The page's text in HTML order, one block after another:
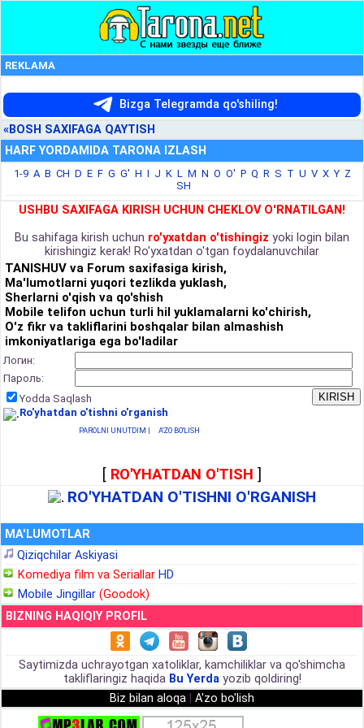
REKLAMA
Bizga Telegramda qo'shiling!
«BOSH SAXIFAGA QAYTISH
HARF YORDAMIDA TARONA IZLASH
1-9 A B CH D E F G G' H I J K L M N O O' P Q R S T U V X Y Z
SH
USHBU SAXIFAGA KIRISH UCHUN CHEKLOV O'RNATILGAN!
Bu sahifaga kirish uchun ro'yxatdan o'tishingiz yoki login bilan
kirishingiz kerak! Ro'yxatdan o'tgan foydalanuvchilar
TANISHUV va Forum saxifasiga kirish,
Ma'lumotlarni yuqori tezlikda yuklash,
Sherlarni o'qish va qo'shish
Mobile telifon uchun turli hil yuklamalarni ko'chirish,
O'z fikr va takliflarini boshqalar bilan almashish
imkoniyatlariga ega bo'ladilar
Логин:
Пароль:
Yodda Saqlash
Ro'yhatdan o'tishni o'rganish
PAROLNI UNUTDIM | A'ZO BO'LISH
[ RO'YHATDAN O'TISH ]
RO'YHATDAN O'TISHNI O'RGANISH
MA'LUMOTLAR
Qiziqchilar Askiyasi
Komediya film va Seriallar HD
Mobile Jingillar (Goodok)
BIZNING HAQIQIY PROFIL
Saytimizda uchrayotgan xatoliklar, kamchiliklar va qo'shimcha
takliflaringiz haqida Bu Yerdayozib qoldiring!
Biz bilan aloqa
A'zo bo'lish